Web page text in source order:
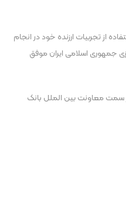
از تجربیات ارزنده خود در انجام
جمهوری اسلامی ایران موفق
معاونت بین الملل بانک